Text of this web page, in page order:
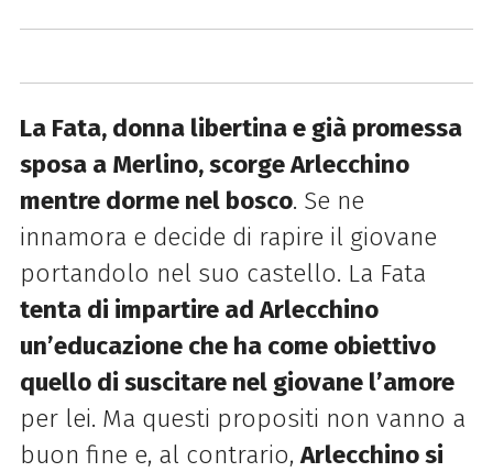
La Fata, donna libertina e già promessa
sposa a Merlino, scorge Arlecchino
mentre dorme nel bosco. Se ne
innamora e decide di rapire il giovane
portandolo nel suo castello. La Fata
tenta di impartire ad Arlecchino
un’educazione che ha come obiettivo
quello di suscitare nel giovane l’amore
per lei. Ma questi propositi non vanno a
buon fine e, al contrario,Arlecchino si